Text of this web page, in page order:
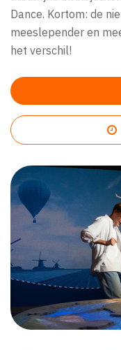
Dance. Kortom: de
meeslepender en
het verschil!